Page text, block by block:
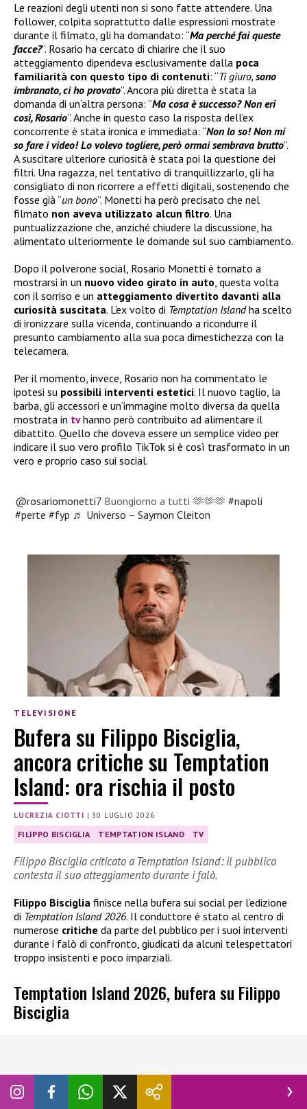
Le reazioni degli utenti non si sono fatte attendere. Una
follower, colpita soprattutto dalle espressioni mostrate
durante il filmato, gli ha domandato: “Ma perché fai queste
facce?”. Rosario ha cercato di chiarire che il suo
atteggiamento dipendeva esclusivamente dalla poca
familiarità con questo tipo di contenuti: “Ti giuro, sono
imbranato, ci ho provato”. Ancora più diretta è stata la
domanda di un’altra persona: “Ma cosa è successo? Non eri
così, Rosario”. Anche in questo caso la risposta dell’ex
concorrente è stata ironica e immediata: “Non lo so! Non mi
so fare i video! Lo volevo togliere, però ormai sembrava brutto”.
A suscitare ulteriore curiosità è stata poi la questione dei
filtri. Una ragazza, nel tentativo di tranquillizzarlo, gli ha
consigliato di non ricorrere a effetti digitali, sostenendo che
fosse già “un bono”. Monetti ha però precisato che nel
filmato non aveva utilizzato alcun filtro. Una
puntualizzazione che, anziché chiudere la discussione, ha
alimentato ulteriormente le domande sul suo cambiamento.
Dopo il polverone social, Rosario Monetti è tornato a
mostrarsi in un nuovo video girato in auto, questa volta
con il sorriso e un atteggiamento divertito davanti alla
curiosità suscitata. L’ex volto di Temptation Islandha scelto
di ironizzare sulla vicenda, continuando a ricondurre il
presunto cambiamento alla sua poca dimestichezza con la
telecamera.
Per il momento, invece, Rosario non ha commentato le
ipotesi su possibili interventi estetici. Il nuovo taglio, la
barba, gli accessori e un’immagine molto diversa da quella
mostrata in tvhanno però contribuito ad alimentare il
dibattito. Quello che doveva essere un semplice video per
indicare il suo vero profilo TikTok si è così trasformato in un
vero e proprio caso sui social.
@rosariomonetti7 Buongiorno a tutti 🫶🫶🫶#napoli
#perte #fyp ♬ Universo – Saymon Cleiton
TELEVISIONE
Bufera su Filippo Bisciglia,
ancora critiche su Temptation
Island: ora rischia il posto
LUCREZIA CIOTTI |30 LUGLIO 2026
FILIPPO BISCIGLIA TEMPTATION ISLAND TV
Filippo Bisciglia criticato a Temptation Island: il pubblico
contesta il suo atteggiamento durante i falò.
Filippo Bisciglia finisce nella bufera sui social per l’edizione
di Temptation Island 2026. Il conduttore è stato al centro di
numerose critiche da parte del pubblico per i suoi interventi
durante i falò di confronto, giudicati da alcuni telespettatori
troppo insistenti e poco imparziali.
Temptation Island 2026, bufera su Filippo
Bisciglia